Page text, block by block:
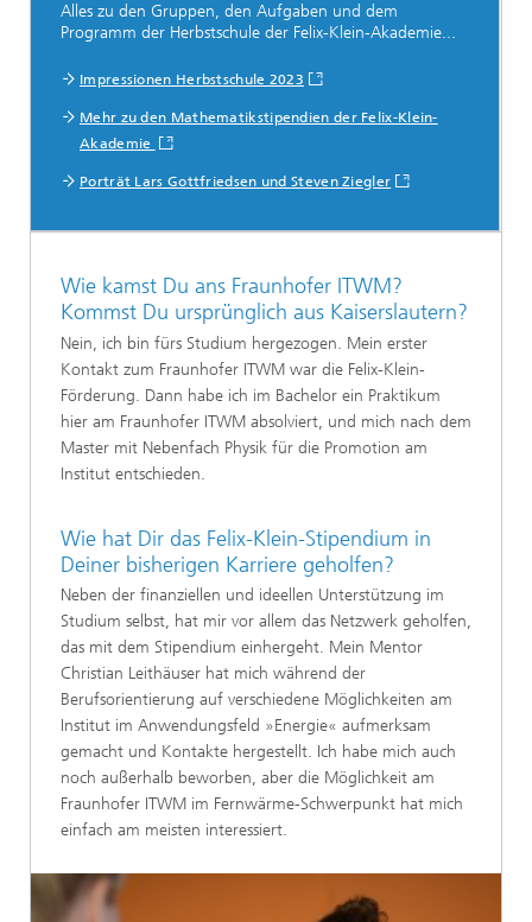
Alles zu den Gruppen, den Aufgaben und dem
Programm der Herbstschule der Felix-Klein-Akademie...
Impressionen Herbstschule 2023
Mehr zu den Mathematikstipendien der Felix-Klein-
Akademie
Porträt Lars Gottfriedsen und Steven Ziegler
Wie kamst Du ans Fraunhofer ITWM?
Kommst Du ursprünglich aus Kaiserslautern?
Nein, ich bin fürs Studium hergezogen. Mein erster
Kontakt zum Fraunhofer ITWM war die Felix-Klein-
Förderung. Dann habe ich im Bachelor ein Praktikum
hier am Fraunhofer ITWM absolviert, und mich nach dem
Master mit Nebenfach Physik für die Promotion am
Institut entschieden.
Wie hat Dir das Felix-Klein-Stipendium in
Deiner bisherigen Karriere geholfen?
Neben der finanziellen und ideellen Unterstützung im
Studium selbst, hat mir vor allem das Netzwerk geholfen,
das mit dem Stipendium einhergeht. Mein Mentor
Christian Leithäuser hat mich während der
Berufsorientierung auf verschiedene Möglichkeiten am
Institut im Anwendungsfeld »Energie« aufmerksam
gemacht und Kontakte hergestellt. Ich habe mich auch
noch außerhalb beworben, aber die Möglichkeit am
Fraunhofer ITWM im Fernwärme-Schwerpunkt hat mich
einfach am meisten interessiert.